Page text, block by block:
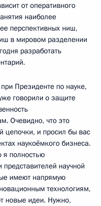
от оперативного
наиболее
перспективных ниш,
в мировом разделении
разработать
Президенте по науке,
говорили о защите
Очевидно, что это
цепочки, и просил бы вас
наукоёмкого бизнеса.
я полностью
научной
имеют напрямую
технологиям,
новые идеи. Нужно,